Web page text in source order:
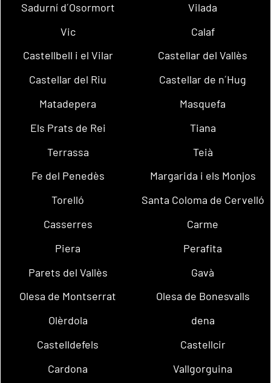
Sadurní d´Osormort
Vilada
Vic
Calaf
Castellbell i el Vilar
Castellar del Vallès
Castellar del Riu
Castellar de n´Hug
Matadepera
Masquefa
Els Prats de Rei
Tiana
Terrassa
Teià
Fe del Penedès
Margarida i els Monjos
Torelló
Santa Coloma de Cervelló
Casserres
Carme
Piera
Perafita
Parets del Vallès
Gavà
Olesa de Montserrat
Olesa de Bonesvalls
Olèrdola
dena
Castelldefels
Castellcir
Cardona
Vallgorguina